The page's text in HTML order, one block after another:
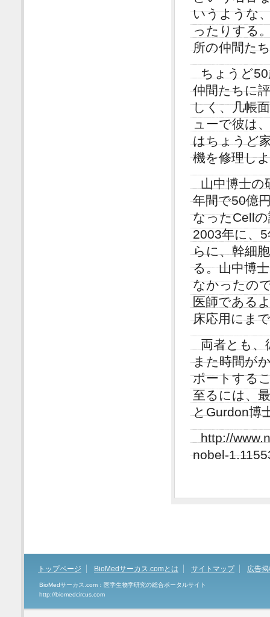
いうような
ったりする
所の仲間た
ちょうど
仲間たちに
しく、几帳
ューで彼は
はちょうど
機を修理し
山中博士の
年間で50億
なったCell
2003年に、
らに、幹細
る。山中博
なかったの
医師である
床応用にま
両者とも、
また時間が
ポートする
至るには、
とGurdon博
http://
nobel-
トップページ BioMedサーカス.comとは サイトマップ 広告
BioMedサーカス.com：医学生物学研究の総合ポータルサイト
http://biomedcircus.com